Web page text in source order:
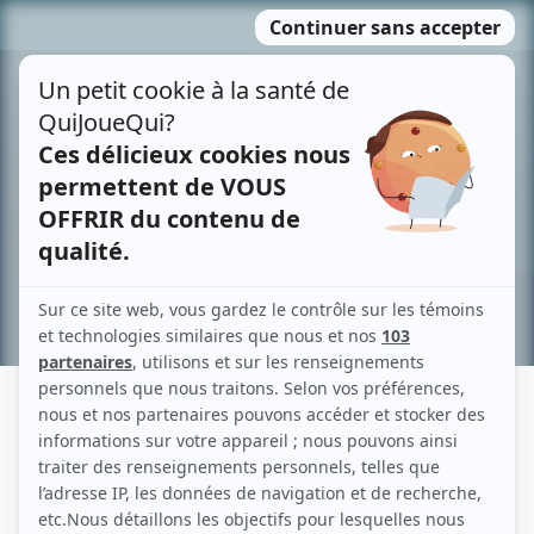
MENU
contenu
Recherche avancée »
FABIENNE MICHOT
Liens
Fiche de Fabienne Michot sur Showbizz.net